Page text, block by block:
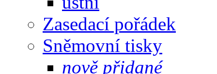
Zasedací pořádek
Sněmovní tisky
nově přidané